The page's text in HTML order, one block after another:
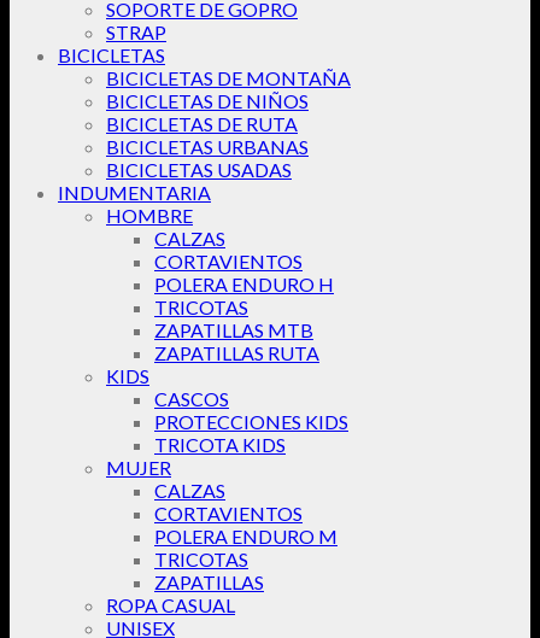
SOPORTE DE GOPRO
STRAP
BICICLETAS
BICICLETAS DE MONTAÑA
BICICLETAS DE NIÑOS
BICICLETAS DE RUTA
BICICLETAS URBANAS
BICICLETAS USADAS
INDUMENTARIA
HOMBRE
CALZAS
CORTAVIENTOS
POLERA ENDURO H
TRICOTAS
ZAPATILLAS MTB
ZAPATILLAS RUTA
KIDS
CASCOS
PROTECCIONES KIDS
TRICOTA KIDS
MUJER
CALZAS
CORTAVIENTOS
POLERA ENDURO M
TRICOTAS
ZAPATILLAS
ROPA CASUAL
UNISEX